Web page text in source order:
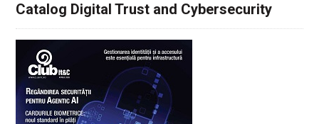
Catalog Digital Trust and Cybersecurity